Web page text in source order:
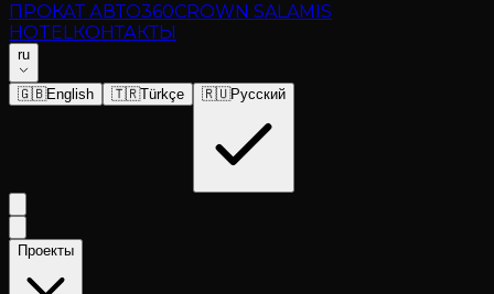
ПРОКАТ АВТО360CROWN SALAMIS
HOTELКОНТАКТЫ
ru
🇬🇧English 🇹🇷Türkçe 🇷🇺Русский
Проекты